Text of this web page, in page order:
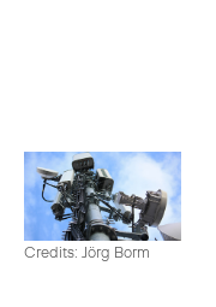
Credits: Jörg Borm